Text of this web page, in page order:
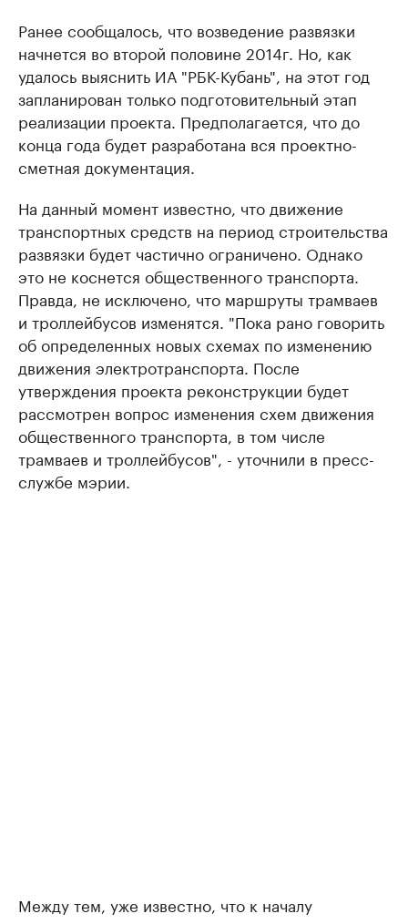
Ранее сообщалось, что возведение развязки
начнется во второй половине 2014г. Но, как
удалось выяснить ИА "РБК-Кубань", на этот год
запланирован только подготовительный этап
реализации проекта. Предполагается, что до
конца года будет разработана вся проектно-
сметная документация.
На данный момент известно, что движение
транспортных средств на период строительства
развязки будет частично ограничено. Однако
это не коснется общественного транспорта.
Правда, не исключено, что маршруты трамваев
и троллейбусов изменятся. "Пока рано говорить
об определенных новых схемах по изменению
движения электротранспорта. После
утверждения проекта реконструкции будет
рассмотрен вопрос изменения схем движения
общественного транспорта, в том числе
трамваев и троллейбусов", - уточнили в пресс-
службе мэрии.
Между тем, уже известно, что к началу